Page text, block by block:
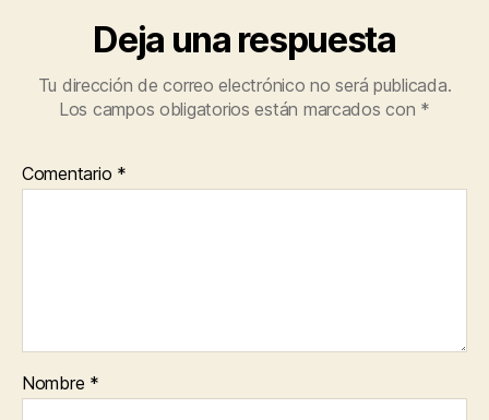
Deja una respuesta
Tu dirección de correo electrónico no será publicada.
Los campos obligatorios están marcados con *
Comentario *
Nombre *